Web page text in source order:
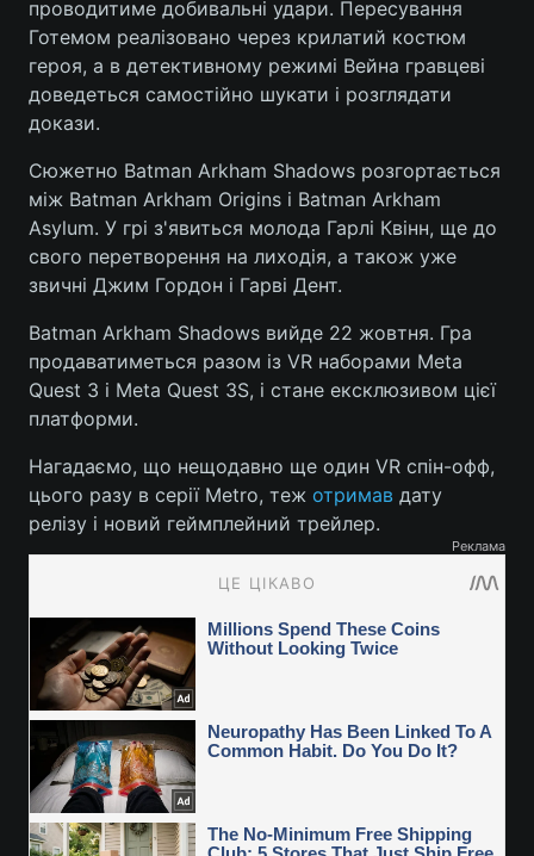
проводитиме добивальні удари. Пересування
Готемом реалізовано через крилатий костюм
героя, а в детективному режимі Вейна гравцеві
доведеться самостійно шукати і розглядати
докази.
Сюжетно Batman Arkham Shadows розгортається
між Batman Arkham Origins і Batman Arkham
Asylum. У грі з'явиться молода Гарлі Квінн, ще до
свого перетворення на лиходія, а також уже
звичні Джим Гордон і Гарві Дент.
Batman Arkham Shadows вийде 22 жовтня. Гра
продаватиметься разом із VR наборами Meta
Quest 3 і Meta Quest 3S, і стане ексклюзивом цієї
платформи.
Нагадаємо, що нещодавно ще один VR спін-офф,
цього разу в серії Metro, теж отримав дату
релізу і новий геймплейний трейлер.
Реклама